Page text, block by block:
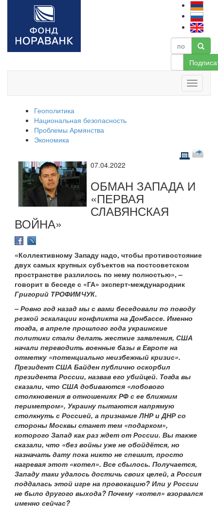
Геополитика
Национальная безопасность
Проблемы Армянства
Экономика
07.04.2022
ОБМАН ЗАПАДА И
«ПЕРВАЯ
СЛАВЯНСКАЯ
ВОЙНА»
«Коллективному Западу надо, чтобы противостояние
двух самых крупных субъектов на постсоветском
пространстве разлилось по нему полностью», –
говорит в беседе с «ГА» эксперт-международник
Григорий ТРОФИМЧУК.
– Ровно год назад мы с вами беседовали по поводу
резкой эскалации конфликта на Донбассе. Именно
тогда, в апреле прошлого года украинские
политики стали делать жесткие заявления, США
начали переводить военные базы в Европе на
отметку «потенциально неизбежный кризис».
Президент США Байден публично оскорбил
президента России, назвав его убийцей. Тогда вы
сказали, что США добиваются «лобового
столкновения в отношениях РФ с ее ближним
периметром», Украину пытаются напрямую
столкнуть с Россией, а признание ЛНР и ДНР со
стороны Москвы станет тем «подарком»,
которого Запад как раз ждет от России. Вы также
сказали, что «без войны уже не обойдётся, но
назначать дату пока никто не спешит, просто
нагревая этот «котел». Все сбылось. Получается,
Западу таки удалось достичь своих целей, а Россия
поддалась этой игре на провокацию? Или у России
не было другого выхода? Почему «котел» взорвался
именно сейчас?